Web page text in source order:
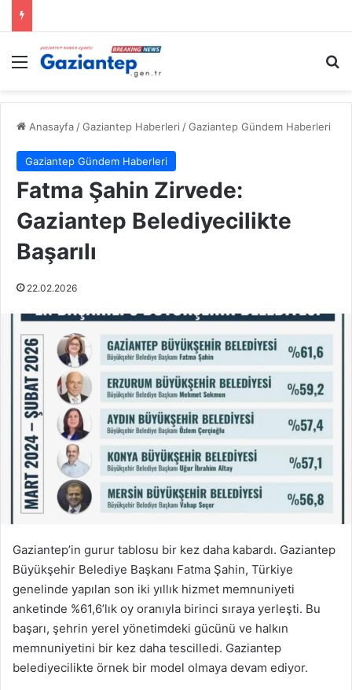
Menü
Anasayfa /Gaziantep Haberleri /Gaziantep Gündem Haberleri
Gaziantep Gündem Haberleri
Fatma Şahin Zirvede:
Gaziantep Belediyecilikte
Başarılı
22.02.2026
Gaziantep’in gurur tablosu bir kez daha kabardı. Gaziantep
Büyükşehir Belediye Başkanı Fatma Şahin, Türkiye
genelinde yapılan son iki yıllık hizmet memnuniyeti
anketinde %61,6’lık oy oranıyla birinci sıraya yerleşti. Bu
başarı, şehrin yerel yönetimdeki gücünü ve halkın
memnuniyetini bir kez daha tescilledi. Gaziantep
belediyecilikte örnek bir model olmaya devam ediyor.